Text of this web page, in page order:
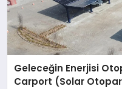
Geleceğin Enerjisi
Carport (Solar